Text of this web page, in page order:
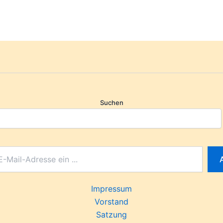
Suchen
Impressum
Vorstand
Satzung